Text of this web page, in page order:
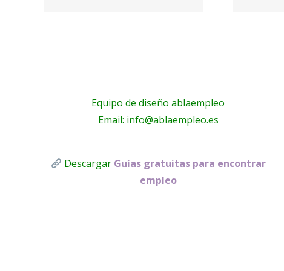
Equipo de diseño ablaempleo
Email: info@ablaempleo.es
Descargar Guías gratuitas para encontrar
empleo